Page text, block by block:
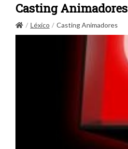
Casting Animadores
Léxico Casting Animadores